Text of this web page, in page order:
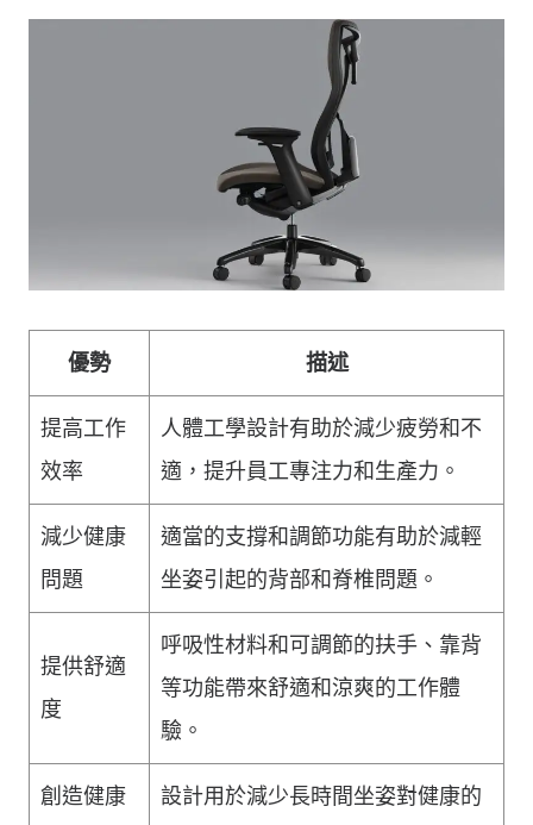
優勢 描述
提高工作
效率
人體工學設計有助於減少疲勞和不
適，提升員工專注力和生產力。
減少健康
問題
適當的支撐和調節功能有助於減輕
坐姿引起的背部和脊椎問題。
提供舒適
度
呼吸性材料和可調節的扶手、靠背
等功能帶來舒適和涼爽的工作體
驗。
創造健康 設計用於減少長時間坐姿對健康的